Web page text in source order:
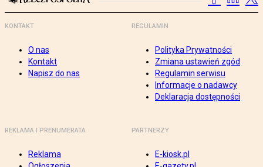
KONTAKT
O nas
Kontakt
Napisz do nas
REGULAMIN
Polityka Prywatności
Zmiana ustawień zgód
Regulamin serwisu
Informacje o nadawcy
Deklaracja dostępności
REKLAMA I PRENUMERATA
Reklama
PARTNERZY
E-kiosk.pl